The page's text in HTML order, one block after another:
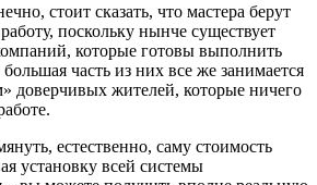
стоит сказать, что мастера берут
поскольку нынче существует
которые готовы выполнить
часть из них все же занимается
доверчивых жителей, которые ничего
естественно, саму стоимость
установку всей системы